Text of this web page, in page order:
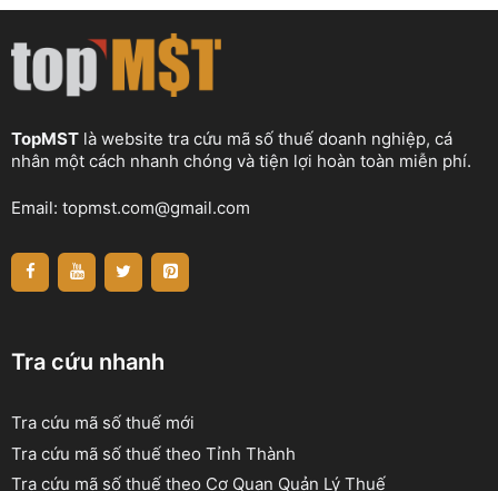
TopMST là website tra cứu mã số thuế doanh nghiệp, cá
nhân một cách nhanh chóng và tiện lợi hoàn toàn miễn phí.
Email: topmst.com@gmail.com
Tra cứu nhanh
Tra cứu mã số thuế mới
Tra cứu mã số thuế theo Tỉnh Thành
Tra cứu mã số thuế theo Cơ Quan Quản Lý Thuế